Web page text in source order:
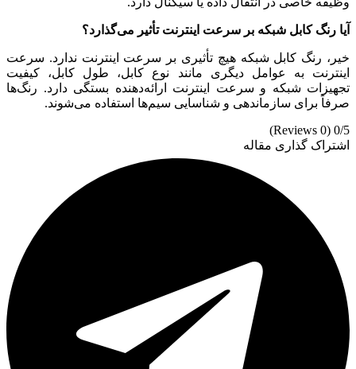
آیا رنگ کابل شبکه بر سرعت اینترنت تأثیر می‌گذارد؟
خیر، رنگ کابل شبکه هیچ تأثیری بر سرعت اینترنت ندارد. سرعت
اینترنت به عوامل دیگری مانند نوع کابل، طول کابل، کیفیت
تجهیزات شبکه و سرعت اینترنت ارائه‌دهنده بستگی دارد. رنگ‌ها
صرفاً برای سازماندهی و شناسایی سیم‌ها استفاده می‌شوند.
0/5
(0 Reviews)
اشتراک گذاری مقاله